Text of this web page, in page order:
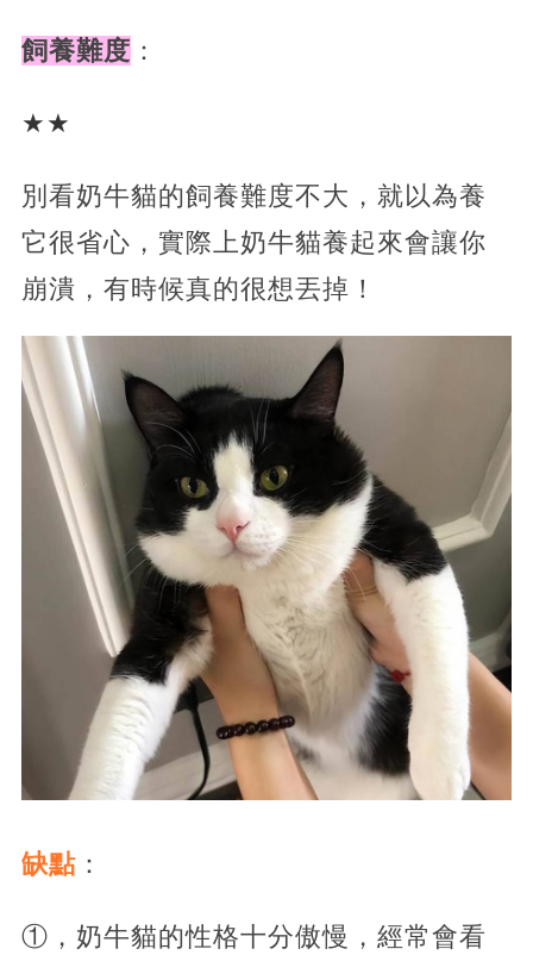
飼養難度 ：
★★
別看奶牛貓的飼養難度不大，就以為養
它很省心，實際上奶牛貓養起來會讓你
崩潰，有時候真的很想丟掉！
缺點：
①，奶牛貓的性格十分傲慢，經常會看